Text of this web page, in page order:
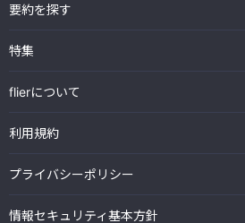
要約を探す
特集
flierについて
利用規約
プライバシーポリシー
情報セキュリティ基本方針